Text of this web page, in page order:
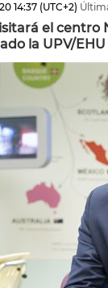
14:37 (UTC+2)
el centro
la UPV/